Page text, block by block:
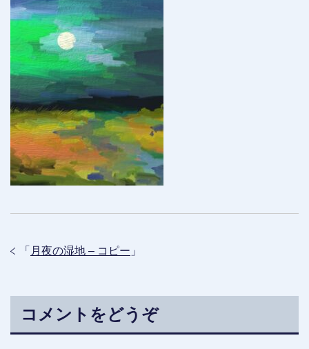
「 月夜の湿地 – コピー 」
コメントをどうぞ